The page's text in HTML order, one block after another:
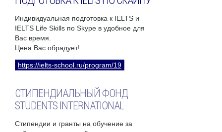
Индивидуальная подготовка к IELTS и
IELTS Life Skills по Skype в удобное для
Вас время.
Цена Вас обрадует!
https://ielts-school.ru/program/19
СТИПЕНДИАЛЬНЫЙ ФОНД
STUDENTS INTERNATIONAL
Стипендии и гранты на обучение за